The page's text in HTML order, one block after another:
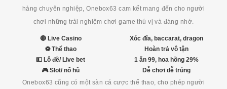
hàng chuyên nghiệp, Onebox63 cam kết mang đến cho người
chơi những trải nghiệm chơi game thú vị và đáng nhớ.
🔴 Live Casino
Xóc đĩa, baccarat, dragon
⚽ Thể thao
Hoàn trả vô tận
💵 Lô đề/ Live bet
1 ăn 99, hoa hồng 29%
🎮 Slot/ nổ hũ
Dễ chơi dễ trúng
Onebox63 cũng có một sàn cá cược thể thao, cho phép người